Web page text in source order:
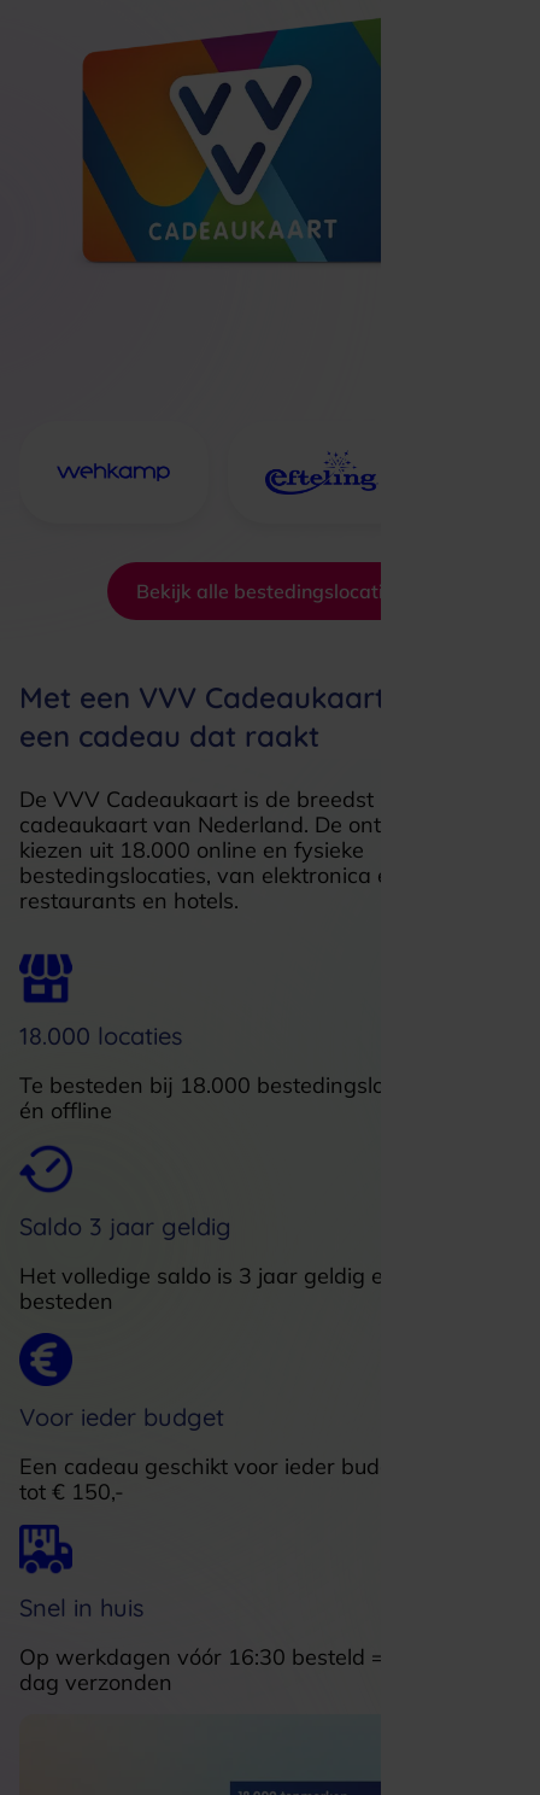
Bekijk alle bestedingslocaties
Met een VVV Cadeaukaart geef je
een cadeau dat raakt
De VVV Cadeaukaart is de breedst besteedbare
cadeaukaart van Nederland. De ontvanger kan
kiezen uit 18.000 online en fysieke
bestedingslocaties, van elektronica en mode tot
restaurants en hotels.
18.000 locaties
Te besteden bij 18.000 bestedingslocaties, online
én offline
Saldo 3 jaar geldig
Het volledige saldo is 3 jaar geldig en in delen te
besteden
Voor ieder budget
Een cadeau geschikt voor ieder budget van € 5,-
tot € 150,-
Snel in huis
Op werkdagen vóór 16:30 besteld = dezelfde
dag verzonden